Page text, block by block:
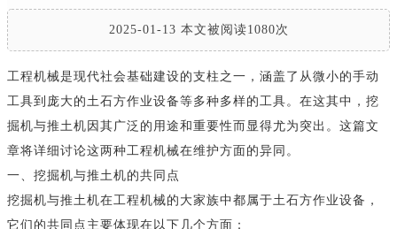
2025-01-13 本文被阅读1080次
工程机械是现代社会基础建设的支柱之一，涵盖了从微小的手动
工具到庞大的土石方作业设备等多种多样的工具。在这其中，挖
掘机与推土机因其广泛的用途和重要性而显得尤为突出。这篇文
章将详细讨论这两种工程机械在维护方面的异同。
一、挖掘机与推土机的共同点
挖掘机与推土机在工程机械的大家族中都属于土石方作业设备，
它们的共同点主要体现在以下几个方面：